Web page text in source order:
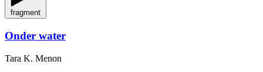
fragment
Onder water
Tara K. Menon